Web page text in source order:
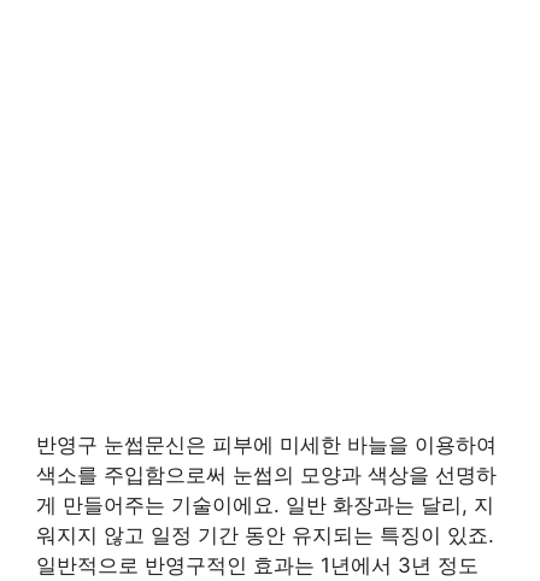
반영구 눈썹문신은 피부에 미세한 바늘을 이용하여
색소를 주입함으로써 눈썹의 모양과 색상을 선명하
게 만들어주는 기술이에요. 일반 화장과는 달리, 지
워지지 않고 일정 기간 동안 유지되는 특징이 있죠.
일반적으로 반영구적인 효과는 1년에서 3년 정도